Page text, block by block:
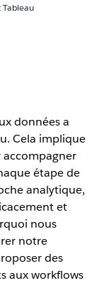
données a
Cela implique
étape de
analytique,
et
nous
notre
des
aux workflows